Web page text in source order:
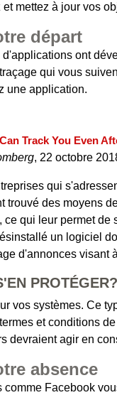
mettez à jour vos
départ
d'applications ont
qui vous
une application.
Track You Even
, 22 octobre
qui
trouvé des moyens
ce qui leur permet de
un logiciel
d'annonces visant
PROTÉGER?
vos systèmes. Ce
et conditions
devraient agir en
absence
comme Facebook